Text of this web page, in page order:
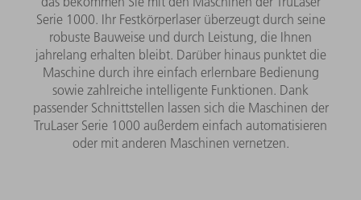
Serie 1000. Ihr Festkörperlaser überzeugt durch seine
robuste Bauweise und durch Leistung, die Ihnen
jahrelang erhalten bleibt. Darüber hinaus punktet die
Maschine durch ihre einfach erlernbare Bedienung
sowie zahlreiche intelligente Funktionen. Dank
passender Schnittstellen lassen sich die Maschinen der
TruLaser Serie 1000 außerdem einfach automatisieren
oder mit anderen Maschinen vernetzen.